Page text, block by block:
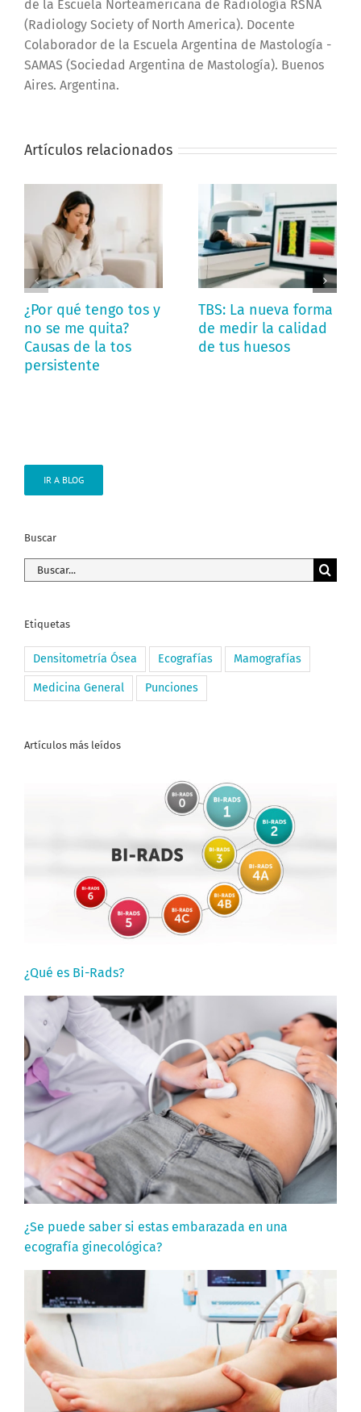
de la Escuela Norteamericana de Radiología RSNA
(Radiology Society of North America). Docente
Colaborador de la Escuela Argentina de Mastología -
SAMAS (Sociedad Argentina de Mastología). Buenos
Aires. Argentina.
Artículos relacionados
¿Por qué tengo tos y
no se me quita?
Causas de la tos
persistente
TBS: La nueva forma
de medir la calidad
de tus huesos
IR A BLOG
Buscar
Buscar:
Etiquetas
Densitometría Ósea Ecografías Mamografías
Medicina General Punciones
Artículos más leídos
¿Qué es Bi-Rads?
¿Se puede saber si estas embarazada en una
ecografía ginecológica?